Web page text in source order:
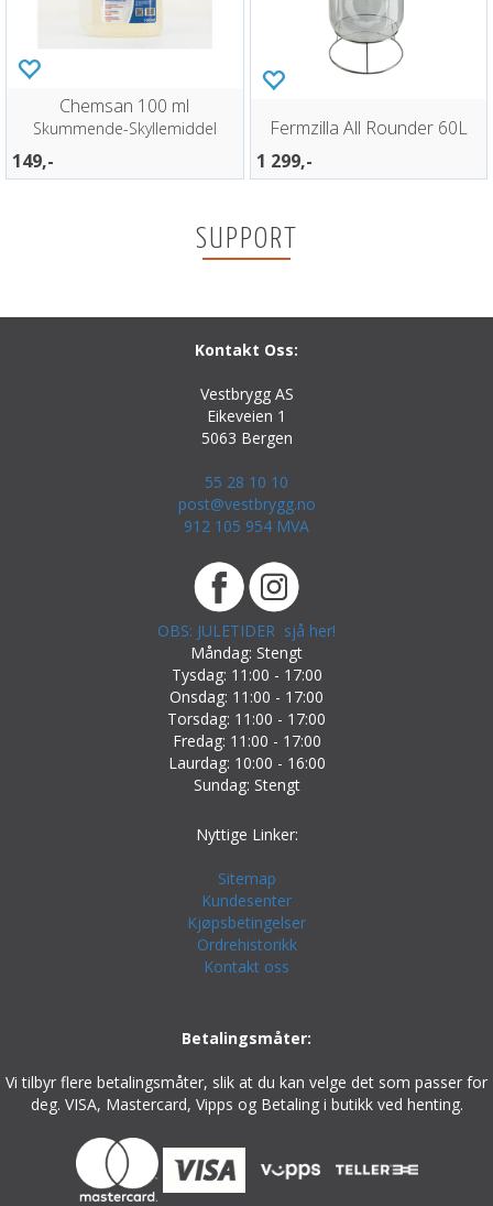
Chemsan 100 ml
Skummende-Skyllemiddel
149,-
Fermzilla All Rounder 60L
1 299,-
SUPPORT
Kontakt Oss:
Vestbrygg AS
Eikeveien 1
5063 Bergen
55 28 10 10
post@vestbrygg.no
912 105 954 MVA
OBS: JULETIDER sjå her!
Måndag: Stengt
Tysdag: 11:00 - 17:00
Onsdag: 11:00 - 17:00
Torsdag: 11:00 - 17:00
Fredag: 11:00 - 17:00
Laurdag: 10:00 - 16:00
Sundag: Stengt
Nyttige Linker:
Sitemap
Kundesenter
Kjøpsbetingelser
Ordrehistorikk
Kontakt oss
Betalingsmåter:
Vi tilbyr flere betalingsmåter, slik at du kan velge det som passer for
deg. VISA, Mastercard, Vipps og Betaling i butikk ved henting.